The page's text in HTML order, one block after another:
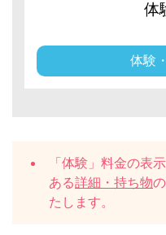
体
体験
「体験」料金の表
ある詳細・持ち物
たします。